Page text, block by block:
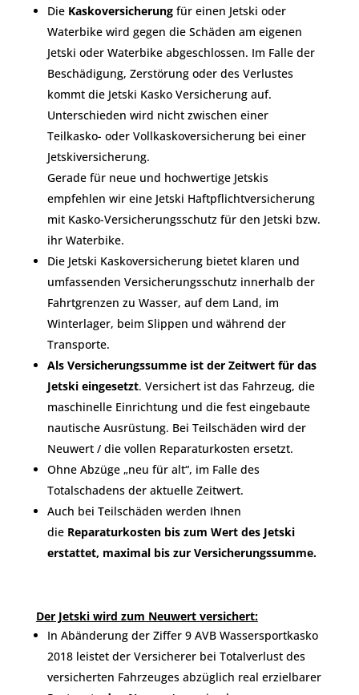
Die Kaskoversicherungfür einen Jetski oder
Waterbike wird gegen die Schäden am eigenen
Jetski oder Waterbike abgeschlossen. Im Falle der
Beschädigung, Zerstörung oder des Verlustes
kommt die Jetski Kasko Versicherung auf.
Unterschieden wird nicht zwischen einer
Teilkasko- oder Vollkaskoversicherung bei einer
Jetskiversicherung.
Gerade für neue und hochwertige Jetskis
empfehlen wir eine Jetski Haftpflichtversicherung
mit Kasko-Versicherungsschutz für den Jetski bzw.
ihr Waterbike.
Die Jetski Kaskoversicherung bietet klaren und
umfassenden Versicherungsschutz innerhalb der
Fahrtgrenzen zu Wasser, auf dem Land, im
Winterlager, beim Slippen und während der
Transporte.
Als Versicherungssumme ist der Zeitwert für das
Jetski eingesetzt. Versichert ist das Fahrzeug, die
maschinelle Einrichtung und die fest eingebaute
nautische Ausrüstung. Bei Teilschäden wird der
Neuwert / die vollen Reparaturkosten ersetzt.
Ohne Abzüge „neu für alt“, im Falle des
Totalschadens der aktuelle Zeitwert.
Auch bei Teilschäden werden Ihnen
die Reparaturkosten bis zum Wert des Jetski
erstattet, maximal bis zur Versicherungssumme.
Der Jetski wird zum Neuwert versichert:
In Abänderung der Ziffer 9 AVB Wassersportkasko
2018 leistet der Versicherer bei Totalverlust des
versicherten Fahrzeuges abzüglich real erzielbarer